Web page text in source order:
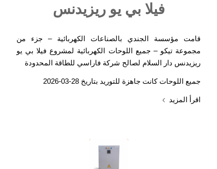
فيلا بي يو ريزيدنس
قامت مؤسسة الجندي بالصناعات الكهربائية – جزء من
مجموعة تيكو – جميع اللوحات الكهربائية لمشروع فيلا بي يو
ريزيدنس دار السلام لصالح شركة فاراسي للطاقة المحدودة
جميع اللوحات كانت جاهزة للتوريد بتاريخ 28-03-2026
اقرأ المزيد